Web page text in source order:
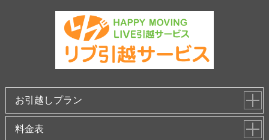
お引越しプラン
料金表